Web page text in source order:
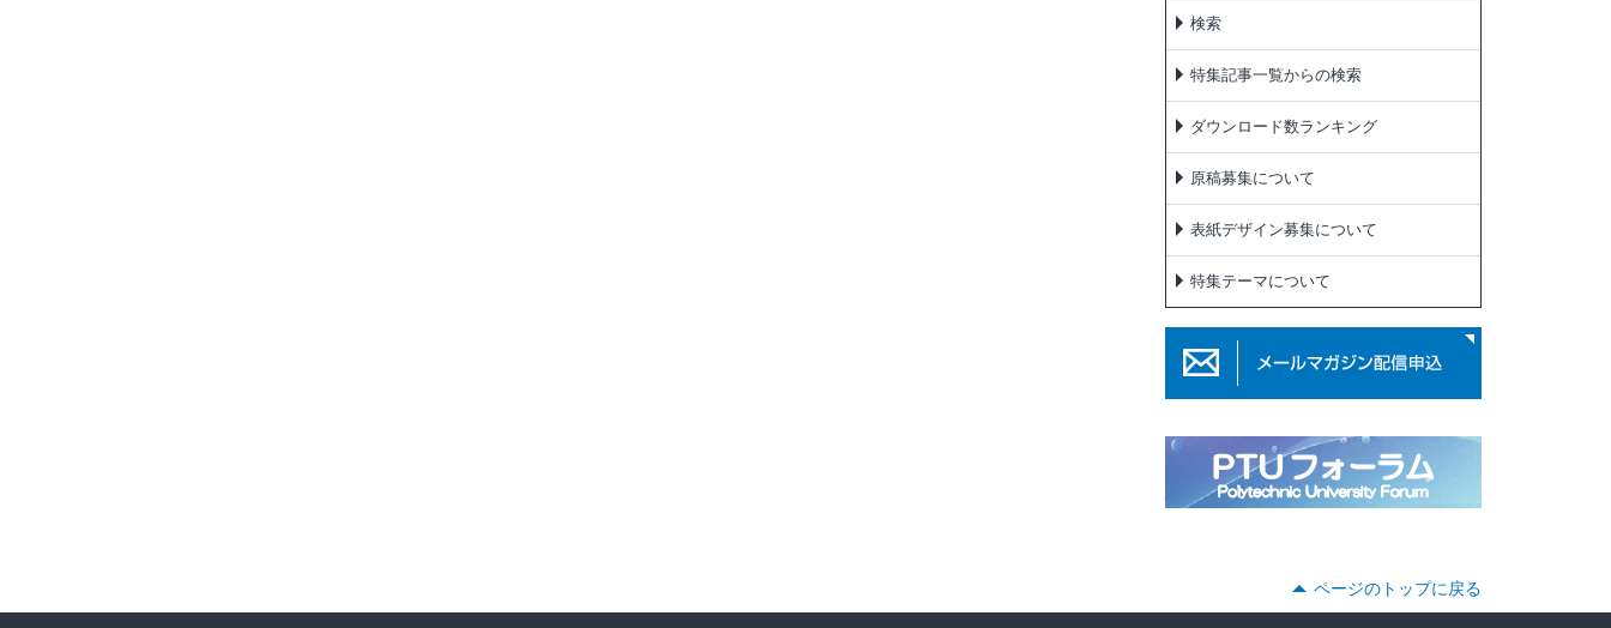
検索
特集記事一覧からの検索
ダウンロード数ランキング
原稿募集について
表紙デザイン募集について
特集テーマについて
ページのトップに戻る